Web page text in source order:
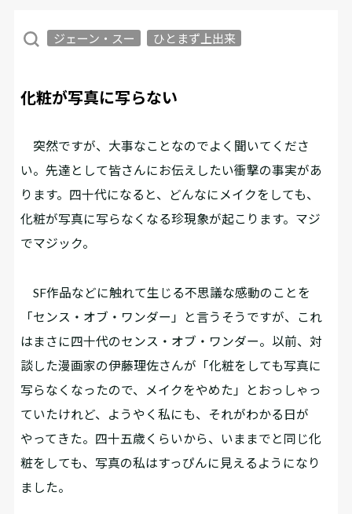
ジェーン・スー ひとまず上出来
化粧が写真に写らない
突然ですが、大事なことなのでよく聞いてくださ
い。先達として皆さんにお伝えしたい衝撃の事実があ
ります。四十代になると、どんなにメイクをしても、
化粧が写真に写らなくなる珍現象が起こります。マジ
でマジック。
SF作品などに触れて生じる不思議な感動のことを
「センス・オブ・ワンダー」と言うそうですが、これ
はまさに四十代のセンス・オブ・ワンダー。以前、対
談した漫画家の伊藤理佐さんが「化粧をしても写真に
写らなくなったので、メイクをやめた」とおっしゃっ
ていたけれど、ようやく私にも、それがわかる日が
やってきた。四十五歳くらいから、いままでと同じ化
粧をしても、写真の私はすっぴんに見えるようになり
ました。